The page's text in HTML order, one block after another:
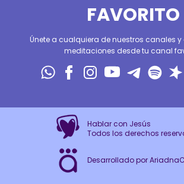
FAVORITO
Únete a cualquiera de nuestros canales
meditaciones desde tu canal
Hablar con Jesús
Todos los derechos
Desarrollado por